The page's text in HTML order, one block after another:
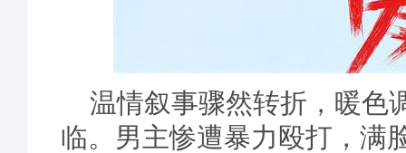
温情叙事骤然转折，暖色
临。男主惨遭暴力殴打，满